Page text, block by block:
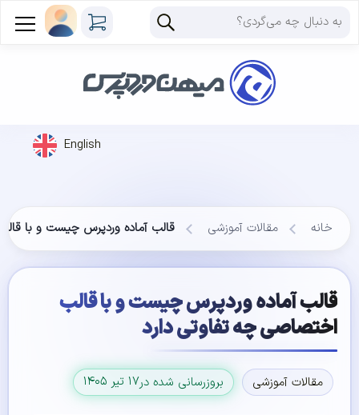
English
خانه مقالات آموزشی قالب آماده وردپرس چیست و با
قالب آماده وردپرس چیست و با قالب
اختصاصی چه تفاوتی دارد
مقالات آموزشی بروزرسانی شده در۱۷ تیر ۱۴۰۵